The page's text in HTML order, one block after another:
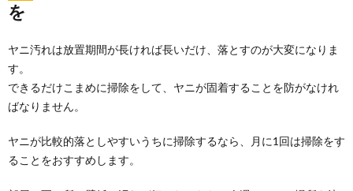
を
ヤニ汚れは放置期間が長ければ長いだけ、落とすのが大変になりま
す。
できるだけこまめに掃除をして、ヤニが固着することを防がなけれ
ばなりません。
ヤニが比較的落としやすいうちに掃除するなら、月に1回は掃除をす
ることをおすすめします。